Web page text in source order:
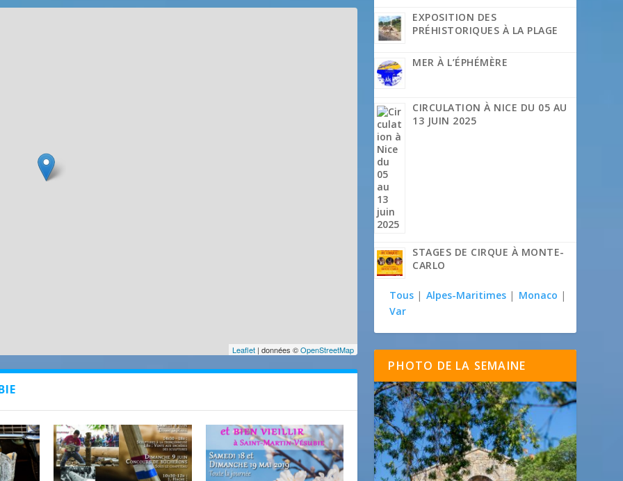
Leaflet | données ©OpenStreetMap
EXPOSITION DES
PRÉHISTORIQUES À LA PLAGE
MER À L’ÉPHÉMÈRE
CIRCULATION À NICE DU 05 AU
13 JUIN 2025
STAGES DE CIRQUE À MONTE-
CARLO
Tous | Alpes-Maritimes | Monaco |
Var
PHOTO DE LA SEMAINE